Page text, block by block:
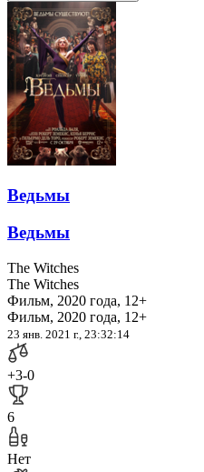
Ведьмы
Ведьмы
The Witches
The Witches
Фильм, 2020 года, 12+
Фильм, 2020 года, 12+
23 янв. 2021 г., 23:32:14
+3-0
6
Нет